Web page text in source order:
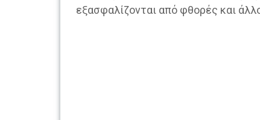
εξασφαλίζονται από φθορές και